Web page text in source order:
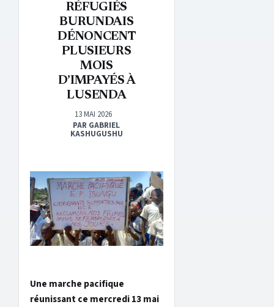
RÉFUGIÉS
BURUNDAIS
DÉNONCENT
PLUSIEURS
MOIS
D’IMPAYÉS À
LUSENDA
13 MAI 2026
PAR GABRIEL
KASHUGUSHU
Une marche pacifique
réunissant ce mercredi 13 mai